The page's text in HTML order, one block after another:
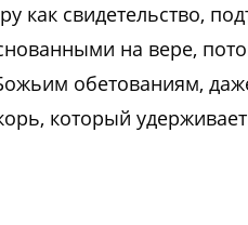
как свидетельство,
на вере,
обетованиям,
который